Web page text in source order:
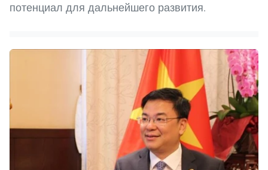
потенциал для дальнейшего развития.